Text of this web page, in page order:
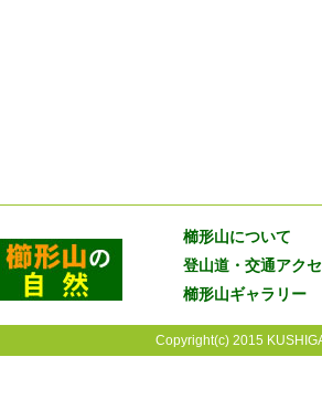
櫛形山について
登山道・交通アク
櫛形山ギャラリー
Copyright(c) 2015